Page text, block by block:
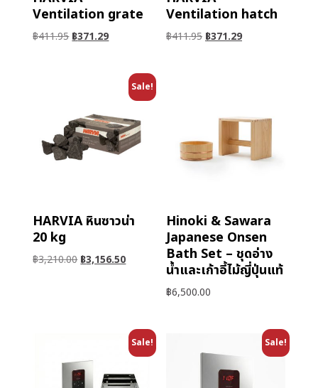
Ventilation grate
฿411.95฿371.29
Ventilation hatch
฿411.95฿371.29
Sale!
HARVIA หินซาวน่า
20 kg
฿3,210.00 ฿3,156.50
Hinoki & Sawara
Japanese Onsen
Bath Set – ชุดอ่าง
น้ำและเก้าอี้ไม้ญี่ปุ่นแท้
฿6,500.00
Sale! Sale!